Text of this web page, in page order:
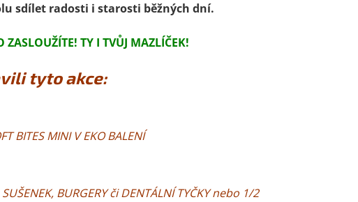
sdílet radosti i starosti běžných dní.
ZASLOUŽÍTE! TY I TVŮJ MAZLÍČEK!
tyto akce:
BITES MINI V EKO BALENÍ
BURGERY či DENTÁLNÍ TYČKY nebo 1/2